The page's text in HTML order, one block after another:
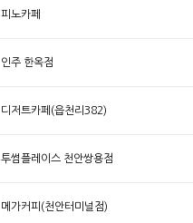
피노카페
인주 한옥점
디저트카페(읍천리382)
투썸플레이스 천안쌍용점
메가커피(천안터미널점)